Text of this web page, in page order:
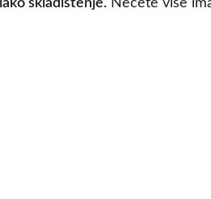
skladištenje. Nećete više